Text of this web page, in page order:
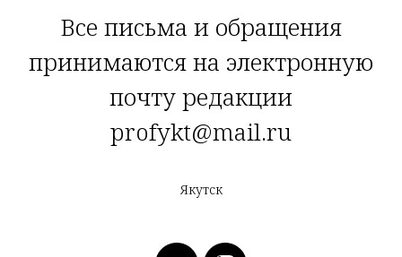
Все письма и обращения
принимаются на электронную
почту редакции
profykt@mail.ru
Якутск